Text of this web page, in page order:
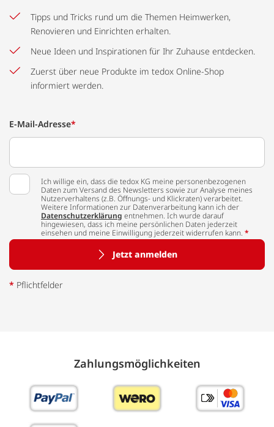
Tipps und Tricks rund um die Themen Heimwerken,
Renovieren und Einrichten erhalten.
Neue Ideen und Inspirationen für Ihr Zuhause entdecken.
Zuerst über neue Produkte im tedox Online-Shop
informiert werden.
E-Mail-Adresse*
Ich willige ein, dass die tedox KG meine personenbezogenen
Daten zum Versand des Newsletters sowie zur Analyse meines
Nutzerverhaltens (z.B. Öffnungs- und Klickraten) verarbeitet.
Weitere Informationen zur Datenverarbeitung kann ich der
Datenschutzerklärung entnehmen. Ich wurde darauf
hingewiesen, dass ich meine persönlichen Daten jederzeit
einsehen und meine Einwilligung jederzeit widerrufen kann. *
Jetzt anmelden
* Pflichtfelder
Zahlungs­möglich­keiten